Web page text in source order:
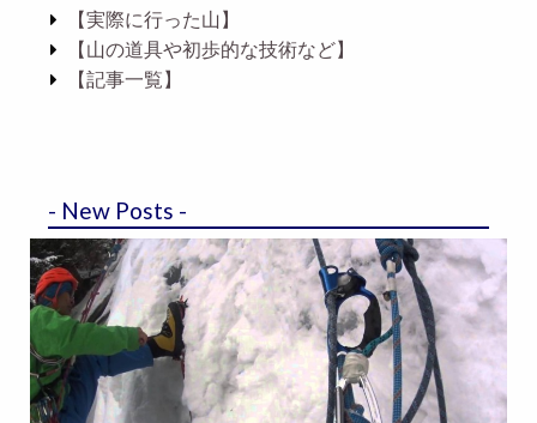
【実際に行った山】
【山の道具や初歩的な技術など】
【記事一覧】
- New Posts -